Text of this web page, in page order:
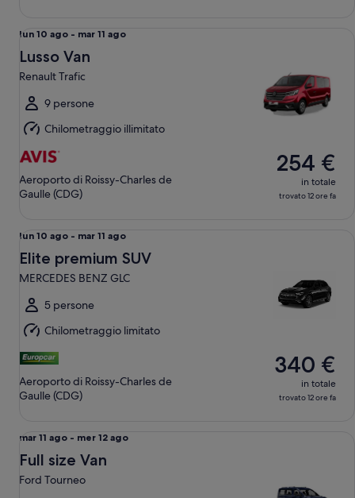
Da
lun
10
ago
mar
11
ago
lun 10 ago - mar 11 ago
Lusso Van
Renault Trafic
9 persone
Chilometraggio illimitato
Aeroporto di Roissy-Charles de
Gaulle (CDG)
254 €
in totale
trovato 12 ore fa
Da
lun
10
ago
mar
11
ago
lun 10 ago - mar 11 ago
Elite premium SUV
MERCEDES BENZ GLC
5 persone
Chilometraggio limitato
Aeroporto di Roissy-Charles de
Gaulle (CDG)
340 €
in totale
trovato 12 ore fa
Da
mar
11
ago
mar 11 ago - mer 12 ago
Full size Van
Ford Tourneo